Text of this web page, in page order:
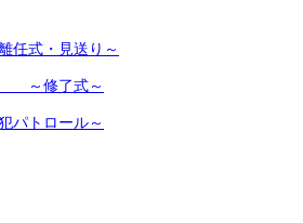
式・見送り～
修了式～
トロール～